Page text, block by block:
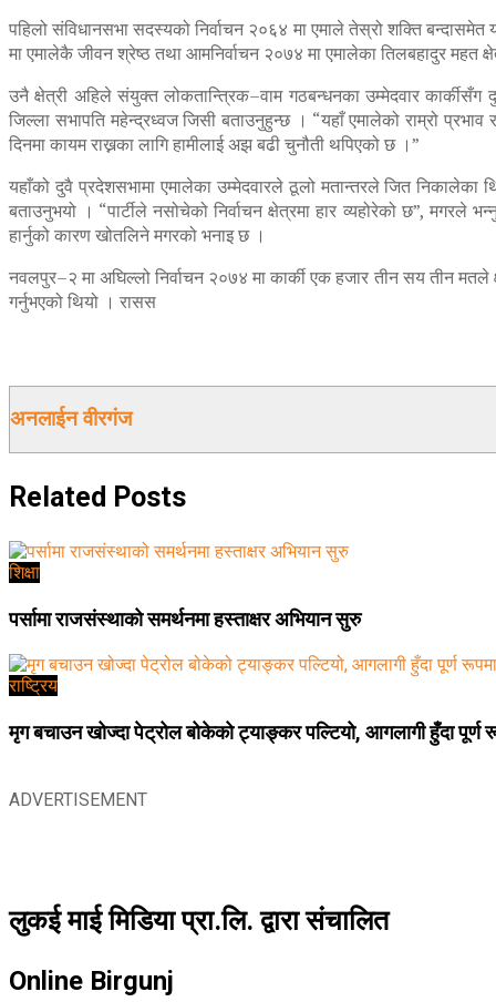
पहिलो संविधानसभा सदस्यको निर्वाचन २०६४ मा एमाले तेस्रो शक्ति
मा एमालेकै जीवन श्रेष्ठ तथा आमनिर्वाचन २०७४ मा एमालेका तिलबहादुर महत
उनै क्षेत्री अहिले संयुक्त लोकतान्त्रिक–वाम गठबन्धनका उम्मेदवार
जिल्ला सभापति महेन्द्रध्वज जिसी बताउनुहुन्छ । “यहाँ एमालेको राम्रो
दिनमा कायम राख्नका लागि हामीलाई अझ बढी चुनौती थपिएको छ ।”
यहाँको दुवै प्रदेशसभामा एमालेका उम्मेदवारले ठूलो मतान्तरले जित निकालेका
बताउनुभयो । “पार्टीले नसोचेको निर्वाचन क्षेत्रमा हार व्यहोरेको छ”, मगरले
हार्नुको कारण खोतलिने मगरको भनाइ छ ।
नवलपुर–२ मा अघिल्लो निर्वाचन २०७४ मा कार्की एक हजार तीन सय तीन
गर्नुभएको थियो । रासस
अनलाईन वीरगंज
Related Posts
शिक्षा
पर्सामा राजसंस्थाको समर्थनमा हस्ताक्षर अभियान सुरु
राष्ट्रिय
मृग बचाउन खोज्दा पेट्रोल बोकेको ट्याङ्कर पल्टियो, आगलागी हुँदा पूर्ण
ADVERTISEMENT
लुकई माई मिडिया प्रा.लि. द्वारा संचालित
Online Birgunj